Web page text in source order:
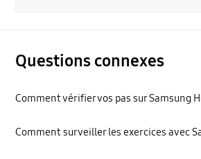
Questions connexes
Comment vérifier vos pas sur Samsung
Comment surveiller les exercices avec